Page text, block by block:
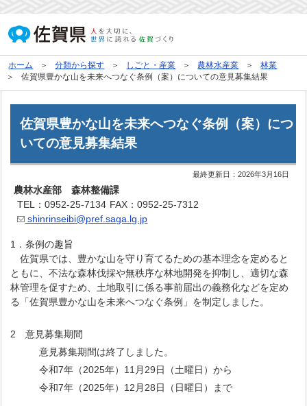
ホーム 分類から探す しごと・産業 農林水産業
林業
佐賀県豊かな山を未来へつなぐ条例（案）についての意見募集結果
佐賀県豊かな山を未来へつなぐ条例（案）につ
いての意見募集結果
最終更新日：2026年3月16日
農林水産部 森林整備課
TEL：0952-25-7134 FAX：0952-25-7312
shinrinseibi@pref.saga.lg.jp
1．条例の趣旨
佐賀県では、豊かな山を守り育てるための基本理念を定めると
ともに、不法な森林伐採や無秩序な林地開発を抑制し、適切な森
林管理を促すため、土地取引に係る事前届出の義務化などを定め
る「佐賀県豊かな山を未来へつなぐ条例」を制定しました。
2 意見募集期間
意見募集期間は終了しました。
令和7年（2025年）11月29日（土曜日）から
令和7年（2025年）12月28日（日曜日）まで